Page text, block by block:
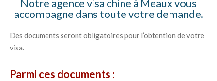
Notre agence visa chine à Meaux vous
accompagne dans toute votre demande.
Des documents seront obligatoires pour l’obtention de votre
visa.
Parmi ces documents :